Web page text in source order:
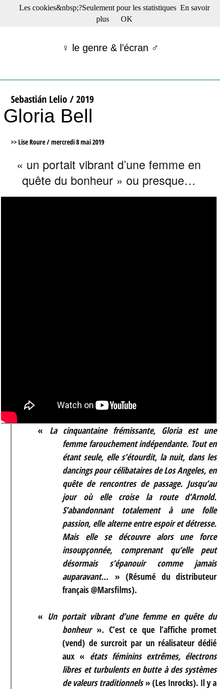
☰ Menu
Films récents
Tribunes
Bloc-notes
Archives
S’abonner à la Lettre !
♀ le genre & l’écran ♂
Sebastián Lelio / 2019
Gloria Bell
>> Lise Roure /mercredi 8 mai 2019
« un portait vibrant d’une femme en
quête du bonheur » ou presque…
« La cinquantaine frémissante, Gloria est une
femme farouchement indépendante. Tout en
étant seule, elle s’étourdit, la nuit, dans les
dancings pour célibataires de Los Angeles, en
quête de rencontres de passage. Jusqu’au
jour où elle croise la route d’Arnold.
S’abandonnant totalement à une folle
passion, elle alterne entre espoir et détresse.
Mais elle se découvre alors une force
insoupçonnée, comprenant qu’elle peut
désormais s’épanouir comme jamais
auparavant… » (Résumé du distributeur
français @Marsfilms).
« Un portait vibrant d’une femme en quête du
bonheur». C’est ce que l’affiche promet
(vend) de surcroit par un réalisateur dédié
aux « états féminins extrêmes, électrons
libres et turbulents en butte à des systèmes
de valeurs traditionnels» (Les Inrocks). Il y a
Les cookies&nbsp;?Seulement pour les statistiques En savoir
plus
OK